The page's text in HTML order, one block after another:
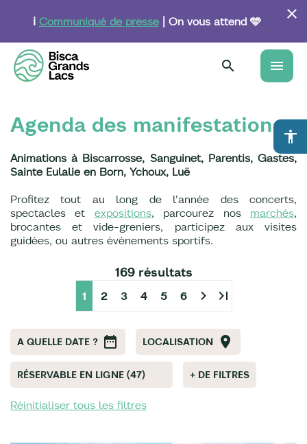
principal
ℹ️ Communiqué de presse| On vous attend 🩵
menu
accessibility
Agenda des manifestations
Animations à Biscarrosse, Sanguinet, Parentis, Gastes,
Sainte Eulalie en Born, Ychoux, Luë
Profitez tout au long de l'année des concerts,
spectacles et expositions, parcourez nos marchés,
brocantes et vide-greniers, participez aux visites
guidées, ou autres événements sportifs.
169 résultats
1 2 3 4 5 6 chevron_right last_page
A QUELLE DATE ? LOCALISATION
RÉSERVABLE EN LIGNE (47) + DE FILTRES
Réinitialiser tous les filtres